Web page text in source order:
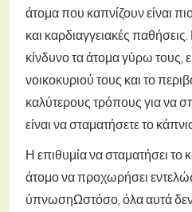
άτομα που καπνίζουν είναι
και καρδιαγγειακές
κίνδυνο τα άτομα γύρω τους,
νοικοκυριού τους και το
καλύτερους τρόπους για να
είναι να σταματήσετε το
Η επιθυμία να σταματήσει το
άτομο να προχωρήσει
ύπνωσηΩστόσο, όλα αυτά